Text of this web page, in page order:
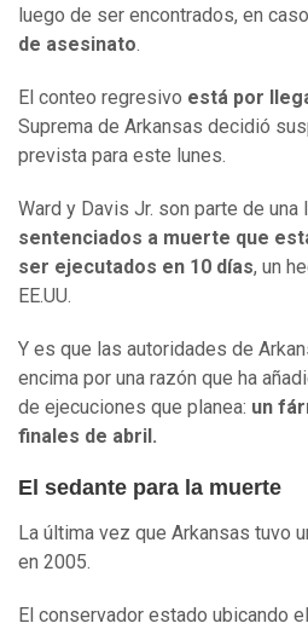
luego de ser encontrados, en
de asesinato.
El conteo regresivo está por
Suprema de Arkansas decidió
prevista para este lunes.
Ward y Davis Jr. son parte de una
sentenciados a muerte que
ser ejecutados en 10 días, un
EE.UU.
Y es que las autoridades de
encima por una razón que ha
de ejecuciones que planea: un
finales de abril.
El sedante para la muerte
La última vez que Arkansas tuvo
en 2005.
El conservador estado ubicando